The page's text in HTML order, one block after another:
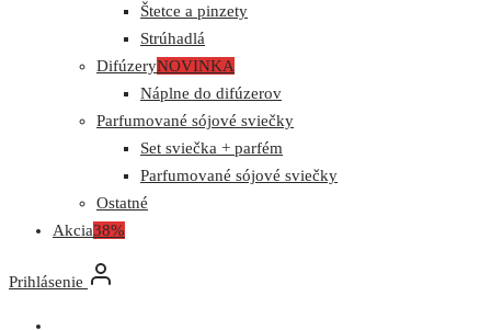
Štetce a pinzety
Strúhadlá
DifúzeryNOVINKA
Náplne do difúzerov
Parfumované sójové sviečky
Set sviečka + parfém
Parfumované sójové sviečky
Ostatné
Akcia38%
Prihlásenie